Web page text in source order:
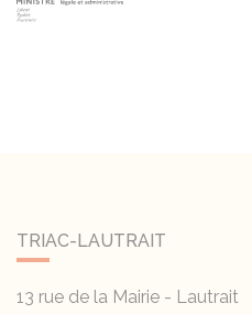
TRIAC-LAUTRAIT
13 rue de la Mairie - Lautrait